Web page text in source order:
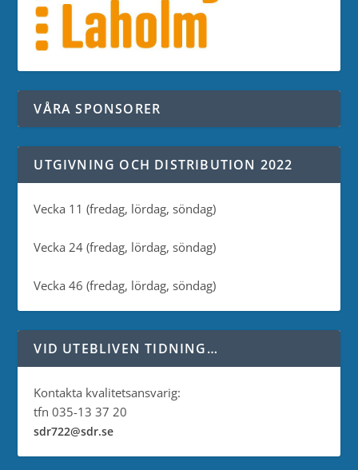
VÅRA SPONSORER
UTGIVNING OCH DISTRIBUTION 2022
Vecka 11 (fredag, lördag, söndag)
Vecka 24 (fredag, lördag, söndag)
Vecka 46 (fredag, lördag, söndag)
VID UTEBLIVEN TIDNING…
Kontakta kvalitetsansvarig:
tfn 035-13 37 20
sdr722@sdr.se